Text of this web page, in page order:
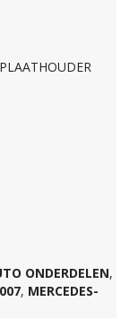
ONDERDELEN,
, MERCEDES-